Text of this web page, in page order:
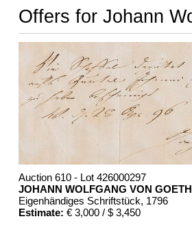
Offers for Johann
Auction 610 - Lot 426000297
JOHANN WOLFGANG VON
Eigenhändiges Schriftstück, 1796
Estimate: € 3,000 / $ 3,450